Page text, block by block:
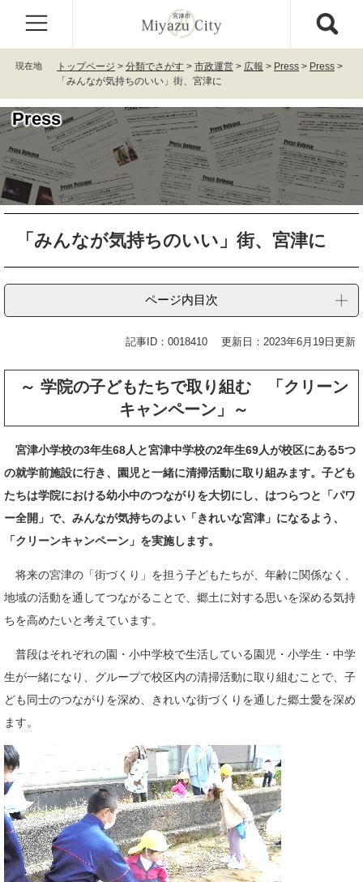
で
す
。
ば
し
て
本
文
へ
現在地 トップページ > 分類でさがす > 市政運営 > 広報 > Press > Press >
「みんなが気持ちのいい」街、宮津に
Press
「みんなが気持ちのいい」街、宮津に
ページ内目次
記事ID：0018410 更新日：2023年6月19日更新
～ 学院の子どもたちで取り組む 「クリーン
キャンペーン」～
宮津小学校の3年生68人と宮津中学校の2年生69人が校区にある5つ
の就学前施設に行き、園児と一緒に清掃活動に取り組みます。子ども
たちは学院における幼小中のつながりを大切にし、はつらつと「パワ
ー全開」で、みんなが気持ちのよい「きれいな宮津」になるよう、
「クリーンキャンペーン」を実施します。
将来の宮津の「街づくり」を担う子どもたちが、年齢に関係なく、
地域の活動を通してつながることで、郷土に対する思いを深める気持
ちを高めたいと考えています。
普段はそれぞれの園・小中学校で生活している園児・小学生・中学
生が一緒になり、グループで校区内の清掃活動に取り組むことで、子
ども同士のつながりを深め、きれいな街づくりを通した郷土愛を深め
ます。